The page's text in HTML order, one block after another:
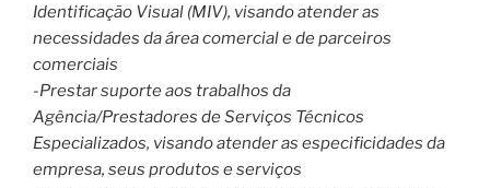
Identificação Visual (MIV), visando atender as
necessidades da área comercial e de parceiros
comerciais
-Prestar suporte aos trabalhos da
Agência/Prestadores de Serviços Técnicos
Especializados, visando atender as especificidades da
empresa, seus produtos e serviços